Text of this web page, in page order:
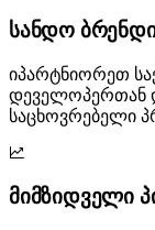
სანდო
იპარტნიორეთ
დეველოპერთან
საცხოვრებელი
მიმზიდველი